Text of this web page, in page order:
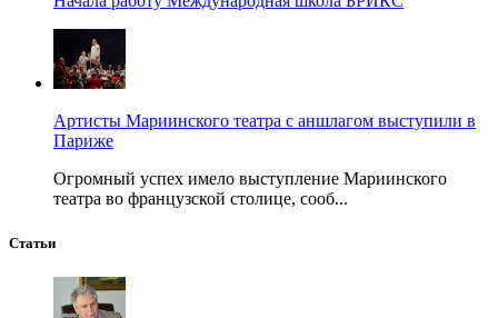
Артисты Мариинского театра с аншлагом выступили в
Париже
Огромный успех имело выступление Мариинского
театра во французской столице, сооб...
Статьи